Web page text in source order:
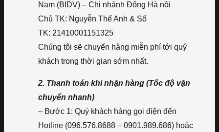
Nam (BIDV) – Chi nhánh Đông Hà nội
Chủ TK: Nguyễn Thế Anh & Số
TK: 21410001151325
Chúng tôi sẽ chuyển hàng miễn phí tới quý
khách trong thời gian sớm nhất.
2. Thanh toán khi nhận hàng (Tốc độ vận
chuyển nhanh)
– Bước 1: Quý khách hàng gọi điện đến
Hotline (096.576.8688 – 0901.989.686) hoặc